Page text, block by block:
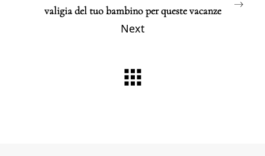
valigia del tuo bambino per queste vacanze
Next